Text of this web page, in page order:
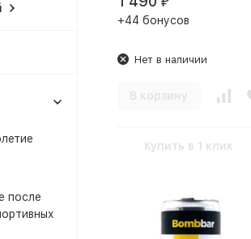
+44 бонусов
Нет в наличии
В корзину
Купить в 1 клик
после